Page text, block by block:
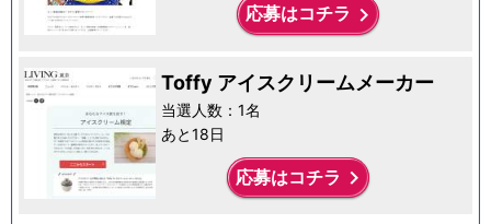
応募はコチラ keyboard_arrow_right
Toffy アイスクリームメーカー
当選人数：1名
あと18日
応募はコチラ keyboard_arrow_right